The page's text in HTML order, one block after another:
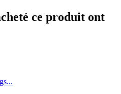
ce produit ont